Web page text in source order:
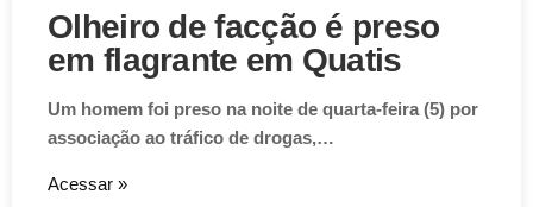
Olheiro de facção é preso
em flagrante em Quatis
Um homem foi preso na noite de quarta-feira (5) por
associação ao tráfico de drogas,…
Acessar »